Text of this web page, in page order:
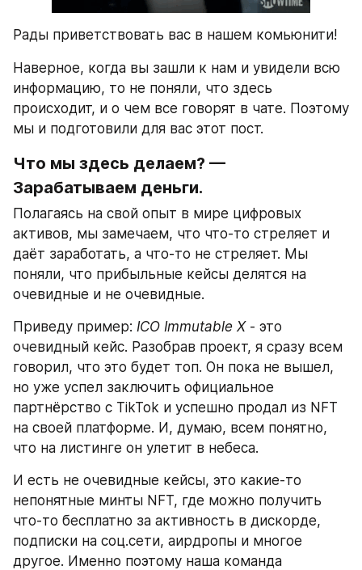
Рады приветствовать вас в нашем комьюнити!
Наверное, когда вы зашли к нам и увидели всю
информацию, то не поняли, что здесь
происходит, и о чем все говорят в чате. Поэтому
мы и подготовили для вас этот пост.
Что мы здесь делаем? —
Зарабатываем деньги.
Полагаясь на свой опыт в мире цифровых
активов, мы замечаем, что что-то стреляет и
даёт заработать, а что-то не стреляет. Мы
поняли, что прибыльные кейсы делятся на
очевидные и не очевидные.
Приведу пример: ICO Immutable X - это
очевидный кейс. Разобрав проект, я сразу всем
говорил, что это будет топ. Он пока не вышел,
но уже успел заключить официальное
партнёрство с TikTok и успешно продал из NFT
на своей платформе. И, думаю, всем понятно,
что на листинге он улетит в небеса.
И есть не очевидные кейсы, это какие-то
непонятные минты NFT, где можно получить
что-то бесплатно за активность в дискорде,
подписки на соц.сети, аирдропы и многое
другое. Именно поэтому наша команда